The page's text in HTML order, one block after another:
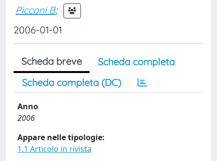
Picconi B;
2006-01-01
Scheda breve
Scheda completa
Scheda completa (DC)
Anno
2006
Appare nelle tipologie:
1.1 Articolo in rivista